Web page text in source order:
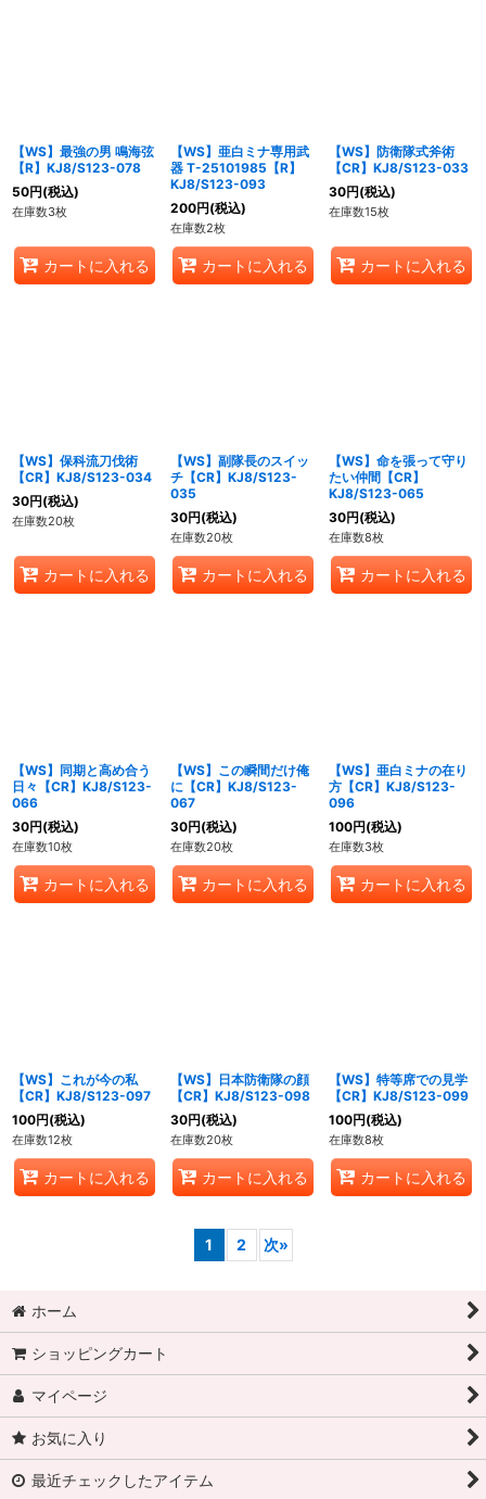
【WS】最強の男 鳴海弦
【R】KJ8/S123-078
50円(税込)
在庫数3枚
カートに入れる
【WS】亜白ミナ専用武
器 T-25101985【R】
KJ8/S123-093
200円(税込)
在庫数2枚
カートに入れる
【WS】防衛隊式斧術
【CR】KJ8/S123-033
30円(税込)
在庫数15枚
カートに入れる
【WS】保科流刀伐術
【CR】KJ8/S123-034
30円(税込)
在庫数20枚
カートに入れる
【WS】副隊長のスイッ
チ【CR】KJ8/S123-
035
30円(税込)
在庫数20枚
カートに入れる
【WS】命を張って守り
たい仲間【CR】
KJ8/S123-065
30円(税込)
在庫数8枚
カートに入れる
【WS】同期と高め合う
日々【CR】KJ8/S123-
066
30円(税込)
在庫数10枚
カートに入れる
【WS】この瞬間だけ俺
に【CR】KJ8/S123-
067
30円(税込)
在庫数20枚
カートに入れる
【WS】亜白ミナの在り
方【CR】KJ8/S123-
096
100円(税込)
在庫数3枚
カートに入れる
【WS】これが今の私
【CR】KJ8/S123-097
100円(税込)
在庫数12枚
カートに入れる
【WS】日本防衛隊の顔
【CR】KJ8/S123-098
30円(税込)
在庫数20枚
カートに入れる
【WS】特等席での見学
【CR】KJ8/S123-099
100円(税込)
在庫数8枚
カートに入れる
1 2 次»
ホーム
ショッピングカート
マイページ
お気に入り
最近チェックしたアイテム